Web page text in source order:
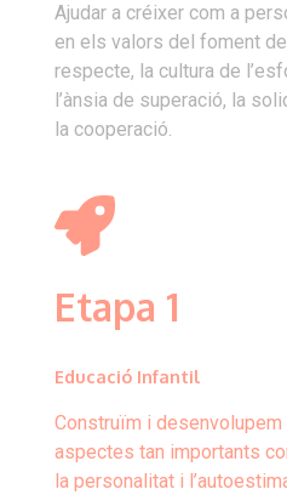
Ajudar a créixer com a
en els valors del foment del
respecte, la cultura de
l’ànsia de superació, la
la cooperació.
Etapa 1
Educació Infantil
Construïm i desenvolupem
aspectes tan importants
la personalitat i